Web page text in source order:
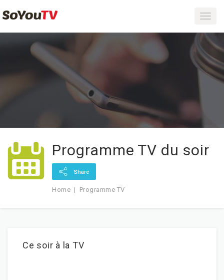
Programme TV du soir
Share
Home Programme TV
Ce soir à la TV